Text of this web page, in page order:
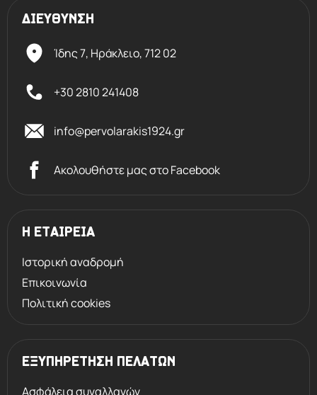
ΔΙΕΥΘΥΝΣΗ
Ίδης 7, Ηράκλειο,712 02
+30 2810 241408
info@pervolarakis1924.gr
Ακολουθήστε μας στο Facebook
Η ΕΤΑΙΡΕΙΑ
Ιστορική αναδρομή
Επικοινωνία
Πολιτική cookies
ΕΞΥΠΗΡΕΤΗΣΗ ΠΕΛΑΤΩΝ
Ασφάλεια συναλλαγών